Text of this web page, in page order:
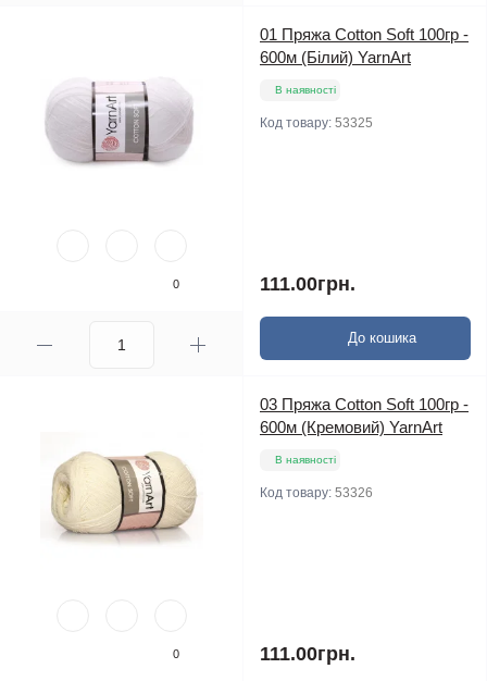
0
01 Пряжа Cotton Soft 100гр -
600м (Білий) YarnArt
В наявності
Код товару: 53325
111.00грн.
До кошика
0
03 Пряжа Cotton Soft 100гр -
600м (Кремовий) YarnArt
В наявності
Код товару: 53326
111.00грн.